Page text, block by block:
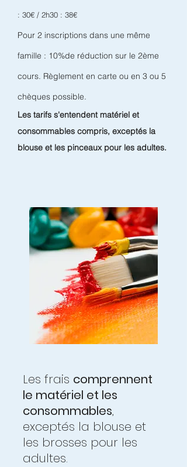
: 30€ / 2h30 : 38€
Pour 2 inscriptions dans une même
famille : 10%de réduction sur le 2ème
cours. Règlement en carte ou en 3 ou 5
chèques possible.
Les tarifs s'entendent matériel et
consommables compris, exceptés la
blouse et les pinceaux pour les adultes.
Les frais comprennent
le matériel et les
consommables,
exceptés la blouse et
les brosses pour les
adultes.